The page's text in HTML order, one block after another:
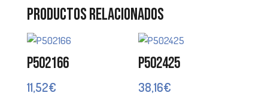
Productos relacionados
P502166
11,52€
P502425
38,16€